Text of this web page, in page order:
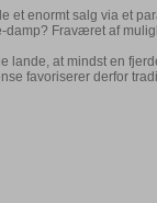
et enormt salg via et
Fraværet af
at mindst en
favoriserer derfor